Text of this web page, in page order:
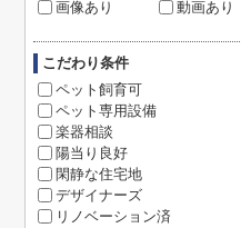
画像あり
動画あり
こだわり条件
ペット飼育可
ペット専用設備
楽器相談
陽当り良好
閑静な住宅地
デザイナーズ
リノベーション済